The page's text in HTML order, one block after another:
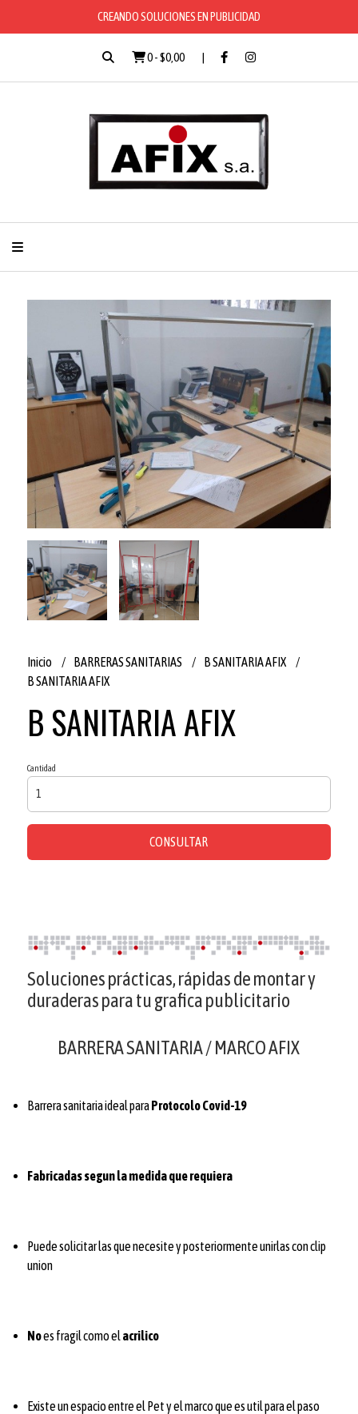
CREANDO SOLUCIONES EN PUBLICIDAD
0-$0,00
Inicio BARRERAS SANITARIAS
B SANITARIA AFIX
B SANITARIA AFIX
B SANITARIA AFIX
Cantidad
CONSULTAR
Soluciones prácticas, rápidas de montar y
duraderas para tu grafica publicitario
BARRERA SANITARIA / MARCO AFIX
Barrera sanitaria ideal paraProtocolo Covid-19
Fabricadas segun la medida que requiera
Puede solicitar las que necesite y posteriormente unirlas con clip
union
Noes fragil como elacrilico
Existe un espacio entre el Pet y el marco que es util para el paso